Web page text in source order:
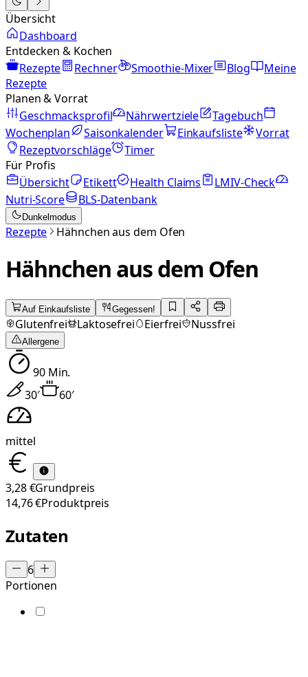
Übersicht
Dashboard
Entdecken & Kochen
Rezepte
Rechner Smoothie-Mixer Blog
Meine
Rezepte
Planen & Vorrat
Geschmacksprofil
Nährwertziele
Tagebuch
Wochenplan
Saisonkalender Einkaufsliste
Vorrat
Rezeptvorschläge
Timer
Für Profis
Übersicht
Etikett Health Claims
LMIV-Check
Nutri-Score
BLS-Datenbank
Dunkelmodus
Rezepte Hähnchen aus dem Ofen
Hähnchen aus dem Ofen
Auf Einkaufsliste Gegessen!
Glutenfrei Laktosefrei Eierfrei Nussfrei
Allergene
90Min.
30′ 60′
mittel
3,28 €Grundpreis
14,76 €Produktpreis
Zutaten
6
Portionen